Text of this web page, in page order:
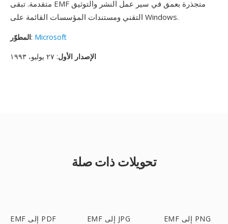
متقدمة. تبقى EMF متجذرة بعمق في سير عمل النشر والتوثيق
التقني ومستندات المؤسسات القائمة على Windows.
المطوّر: Microsoft
الإصدار الأول: ٢٧ يوليو، ١٩٩٣
تحويلات ذات صلة
EMF إلى PDF EMF إلى JPG EMF إلى PNG